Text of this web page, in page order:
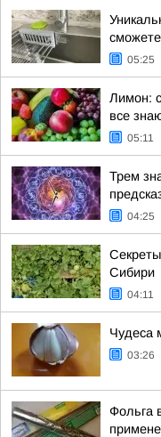
05:25
Лимон:
все
05:11
Трем
04:25
Сибири
04:11
Чудеса
03:26
Фольга